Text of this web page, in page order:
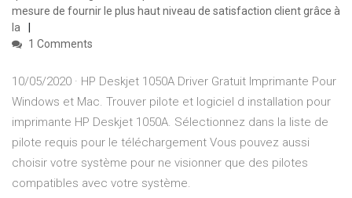
mesure de fournir le plus haut niveau de satisfaction client grâce à
la
1 Comments
10/05/2020 · HP Deskjet 1050A Driver Gratuit Imprimante Pour
Windows et Mac. Trouver pilote et logiciel d installation pour
imprimante HP Deskjet 1050A. Sélectionnez dans la liste de
pilote requis pour le téléchargement Vous pouvez aussi
choisir votre système pour ne visionner que des pilotes
compatibles avec votre système.